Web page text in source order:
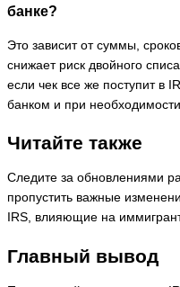
банке?
Это зависит от суммы,
снижает риск двойного
если чек все же поступит в
банком и при необходимости
Читайте также
Следите за обновлениями
пропустить важные
IRS, влияющие на
Главный вывод